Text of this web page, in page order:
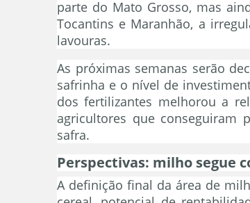
parte do Mato Grosso, mas
Tocantins e Maranhão, a
lavouras.
As próximas semanas serão
safrinha e o nível de
dos fertilizantes melhorou a
agricultores que conseguiram
safra.
Perspectivas: milho segue
A definição final da área de